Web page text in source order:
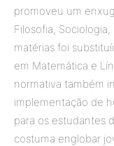
promoveu um
Filosofia,
matérias foi
em Matemática e
normativa também
implementação de
para os estudantes
costuma englobar